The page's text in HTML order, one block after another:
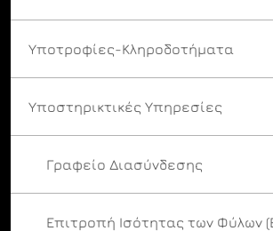
Υποτροφίες-Κληροδοτήματα
Υποστηρικτικές Υπηρεσίες
Γραφείο Διασύνδεσης
Επιτροπή Ισότητας των Φύλων